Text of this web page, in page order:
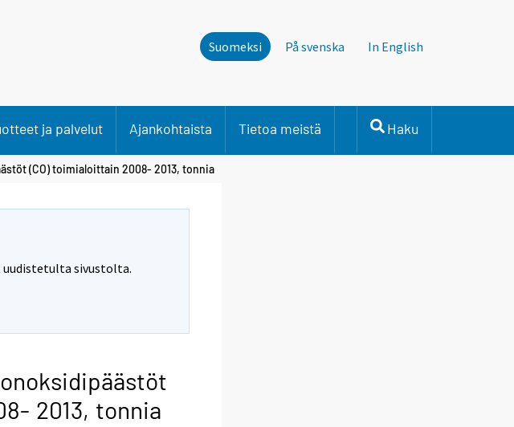
Suomeksi På svenska In English
ja palvelut Ajankohtaista Tietoa meistä Haku
(CO) toimialoittain 2008- 2013, tonnia
uudistetulta sivustolta.
2013, tonnia